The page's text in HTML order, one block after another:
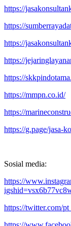
https://
https://
https://
https://
https://
https://mmpn.co.id/
https://
https://g.page/jasa-
Sosial media:
https://
https://twitter.com/